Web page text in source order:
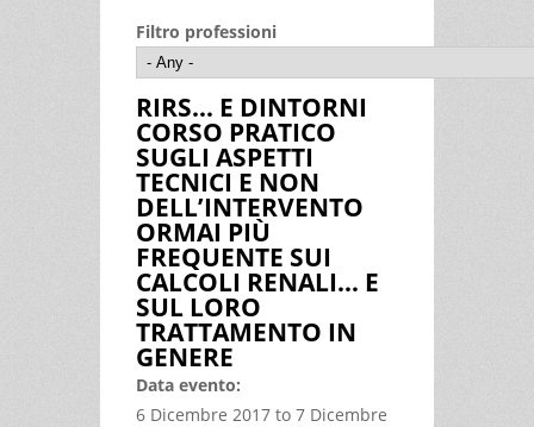
Filtro professioni
RIRS… E DINTORNI
CORSO PRATICO
SUGLI ASPETTI
TECNICI E NON
DELL’INTERVENTO
ORMAI PIÙ
FREQUENTE SUI
CALCOLI RENALI… E
SUL LORO
TRATTAMENTO IN
GENERE
Data evento:
6 Dicembre 2017 to 7 Dicembre